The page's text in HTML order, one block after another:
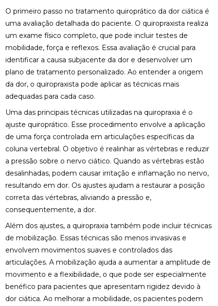
O primeiro passo no tratamento quiroprático da dor ciática é
uma avaliação detalhada do paciente. O quiropraxista realiza
um exame físico completo, que pode incluir testes de
mobilidade, força e reflexos. Essa avaliação é crucial para
identificar a causa subjacente da dor e desenvolver um
plano de tratamento personalizado. Ao entender a origem
da dor, o quiropraxista pode aplicar as técnicas mais
adequadas para cada caso.
Uma das principais técnicas utilizadas na quiropraxia é o
ajuste quiroprático. Esse procedimento envolve a aplicação
de uma força controlada em articulações específicas da
coluna vertebral. O objetivo é realinhar as vértebras e reduzir
a pressão sobre o nervo ciático. Quando as vértebras estão
desalinhadas, podem causar irritação e inflamação no nervo,
resultando em dor. Os ajustes ajudam a restaurar a posição
correta das vértebras, aliviando a pressão e,
consequentemente, a dor.
Além dos ajustes, a quiropraxia também pode incluir técnicas
de mobilização. Essas técnicas são menos invasivas e
envolvem movimentos suaves e controlados das
articulações. A mobilização ajuda a aumentar a amplitude de
movimento e a flexibilidade, o que pode ser especialmente
benéfico para pacientes que apresentam rigidez devido à
dor ciática. Ao melhorar a mobilidade, os pacientes podem
COMO A PALMILHA PARA ESPORÃO PODE ALIVIAR
SUAS DORES
COMO A PALMILHA PARA FASCITE PLANTAR PODE
ALIVIAR SUAS DORES
COMO A QUIROPRAXIA PODE AJUDAR NO
TRATAMENTO DA ESCOLIOSE
JOELHO
COMO AS PALMILHAS AJUDAM NO SEU
TRATAMENTO?
COMO AS PALMILHAS PARA JOANETE PODEM
MELHORAR SEU CONFORTO
PARA ALÍVIO DAS DORES
COMO ENCONTRAR UM ACUPUNTURISTA
QUALIFICADO
COMO ESCOLHER A PALMILHA IDEAL PARA PÉ
CHATO E MELHORAR SEU CONFORTO
PARA SUAS NECESSIDADES DE SAÚDE